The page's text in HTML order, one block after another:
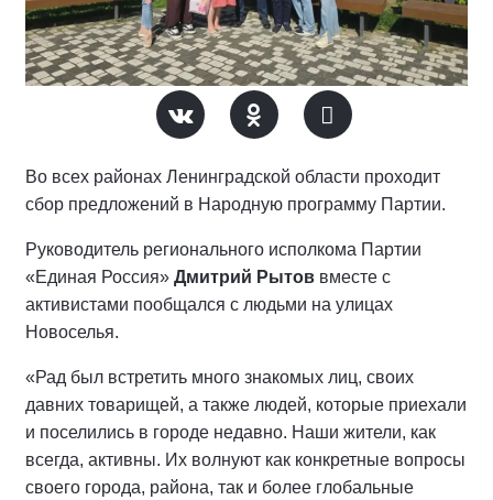
Во всех районах Ленинградской области проходит
сбор предложений в Народную программу Партии.
Руководитель регионального исполкома Партии
«Единая Россия» Дмитрий Рытов вместе с
активистами пообщался с людьми на улицах
Новоселья.
«Рад был встретить много знакомых лиц, своих
давних товарищей, а также людей, которые приехали
и поселились в городе недавно. Наши жители, как
всегда, активны. Их волнуют как конкретные вопросы
своего города, района, так и более глобальные